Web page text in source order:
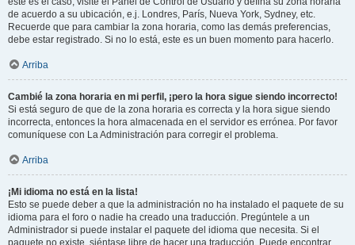
de acuerdo a su ubicación, e.j. Londres, París, Nueva York, Sydney, etc.
Recuerde que para cambiar la zona horaria, como las demás preferencias,
debe estar registrado. Si no lo está, este es un buen momento para hacerlo.
Arriba
Cambié la zona horaria en mi perfil, ¡pero la hora sigue siendo incorrecto!
Si está seguro de que de la zona horaria es correcta y la hora sigue siendo
incorrecta, entonces la hora almacenada en el servidor es errónea. Por favor
comuníquese con La Administración para corregir el problema.
Arriba
¡Mi idioma no está en la lista!
Esto se puede deber a que la administración no ha instalado el paquete de su
idioma para el foro o nadie ha creado una traducción. Pregúntele a un
Administrador si puede instalar el paquete del idioma que necesita. Si el
paquete no existe, siéntase libre de hacer una traducción. Puede encontrar